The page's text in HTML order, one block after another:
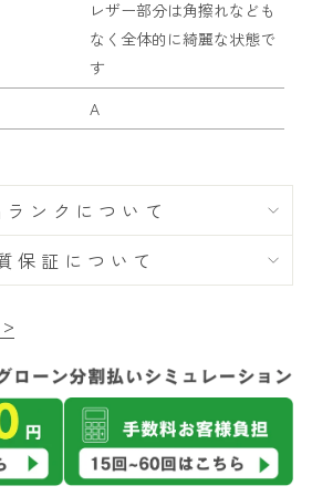
レザー部分は角擦れなども
なく全体的に綺麗な状態で
す
A
ランクについて
保証について